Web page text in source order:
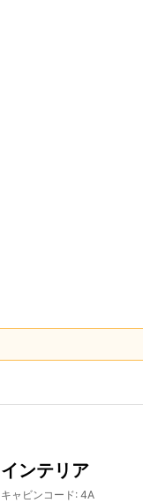
インテリア
キャビンコード: 4A